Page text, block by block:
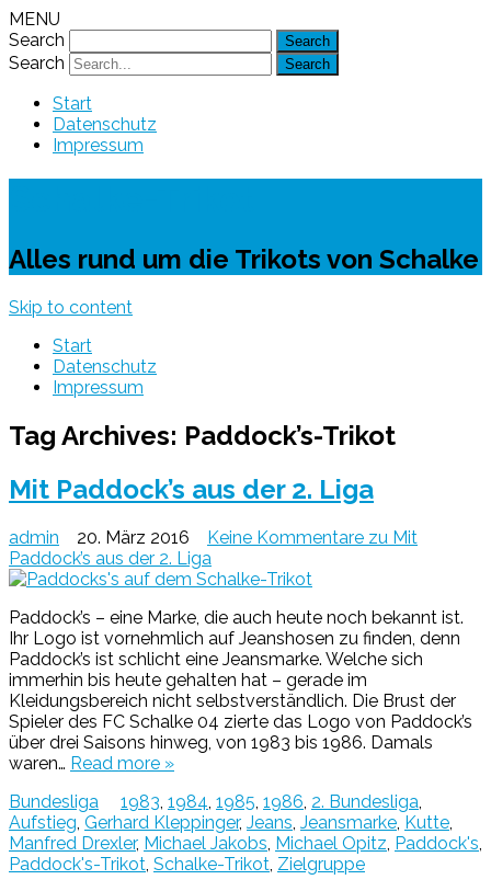
MENU
Search
Search
Start
Datenschutz
Impressum
Alles rund um die Trikots von Schalke
Skip to content
Start
Datenschutz
Impressum
Tag Archives: Paddock’s-Trikot
Mit Paddock’s aus der 2. Liga
admin 20. März 2016 Keine Kommentare zu Mit
Paddock’s aus der 2. Liga
Paddock’s – eine Marke, die auch heute noch bekannt ist.
Ihr Logo ist vornehmlich auf Jeanshosen zu finden, denn
Paddock’s ist schlicht eine Jeansmarke. Welche sich
immerhin bis heute gehalten hat – gerade im
Kleidungsbereich nicht selbstverständlich. Die Brust der
Spieler des FC Schalke 04 zierte das Logo von Paddock’s
über drei Saisons hinweg, von 1983 bis 1986. Damals
waren… Read more »
Bundesliga
1983 1984 1985 1986 2. Bundesliga
Aufstieg Gerhard Kleppinger, Jeans Jeansmarke Kutte
Manfred Drexler, Michael Jakobs Michael Opitz Paddock's
Paddock's-Trikot Schalke-Trikot Zielgruppe